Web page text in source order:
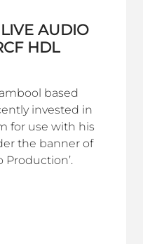
AUDIO
HDL
based
invested in
for use with his
the banner of
Production’.